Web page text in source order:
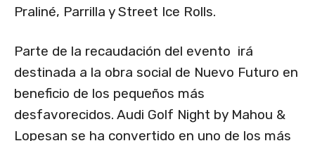
Praliné, Parrilla y Street Ice Rolls.
Parte de la recaudación del evento irá
destinada a la obra social de Nuevo Futuro en
beneficio de los pequeños más
desfavorecidos. Audi Golf Night by Mahou &
Lopesan se ha convertido en uno de los más